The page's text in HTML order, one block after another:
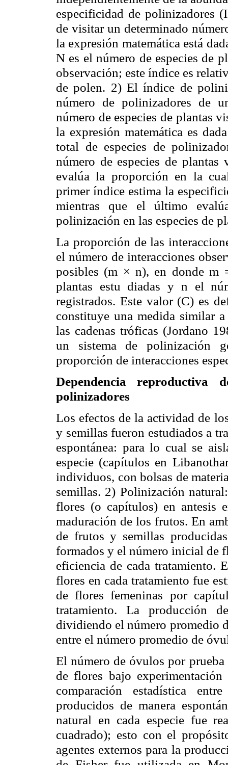
especificidad de polinizadores
de visitar un determinado
la expresión matemática está
N es el número de especies de
observación; este índice es
de polen. 2) El índice de
número de polinizadores de
número de especies de plantas
la expresión matemática es
total de especies de
número de especies de
evalúa la proporción en la
primer índice estima la
mientras que el último
polinización en las especies de
La proporción de las
el número de interacciones
posibles (m × n), en donde m
plantas estu diadas y n el
registrados. Este valor (C) es
constituye una medida similar
las cadenas tróficas (Jordano
un sistema de polinización
proporción de interacciones
Dependencia
polinizadores
Los efectos de la actividad de
y semillas fueron estudiados a
espontánea: para lo cual se
especie (capítulos en
individuos, con bolsas de
semillas. 2) Polinización
flores (o capítulos) en antesis
maduración de los frutos. En
de frutos y semillas
formados y el número inicial de
eficiencia de cada tratamiento.
flores en cada tratamiento fue
de flores femeninas por
tratamiento. La producción
dividiendo el número promedio
entre el número promedio de
El número de óvulos por
de flores bajo
comparación estadística
producidos de manera
natural en cada especie fue
cuadrado); esto con el
agentes externos para la